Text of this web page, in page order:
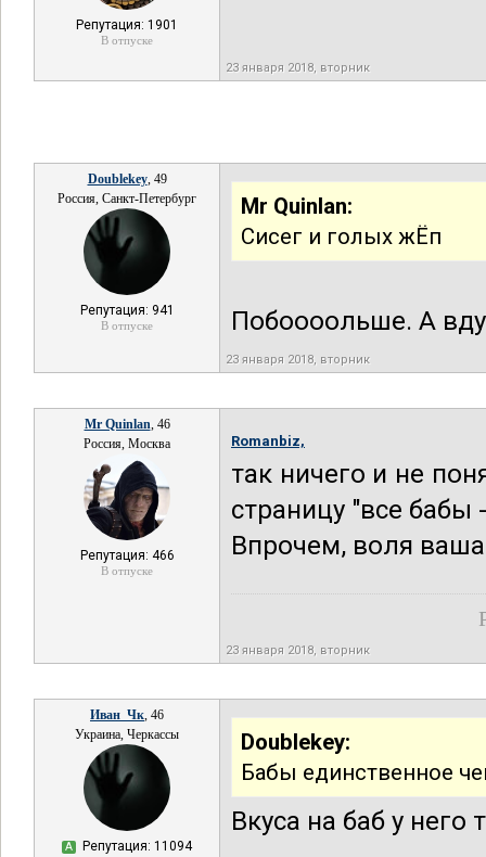
Репутация: 1901
В отпуске
23 января 2018, вторник
Doublekey, 49
Россия, Санкт-Петербург
Репутация: 941
В отпуске
Mr Quinlan:
Сисег и голых жЁп
Побоооольше. А
23 января 2018, вторник
Mr Quinlan, 46
Россия, Москва
Репутация: 466
В отпуске
Romanbiz,
так ничего и не
страницу "все бабы
Впрочем, воля
23 января 2018, вторник
Иван_Чк, 46
Украина, Черкассы
А Репутация: 11094
Doublekey:
Бабы единственное
Вкуса на баб у